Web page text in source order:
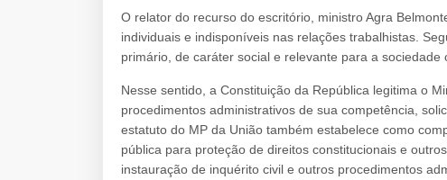
O relator do recurso do escritório, ministro Agra
individuais e indisponíveis nas relações trabalhistas.
primário, de caráter social e relevante para a sociedade
Nesse sentido, a Constituição da República legitima o
procedimentos administrativos de sua competência,
estatuto do MP da União também estabelece como
pública para proteção de direitos constitucionais e
instauração de inquérito civil e outros procedimentos